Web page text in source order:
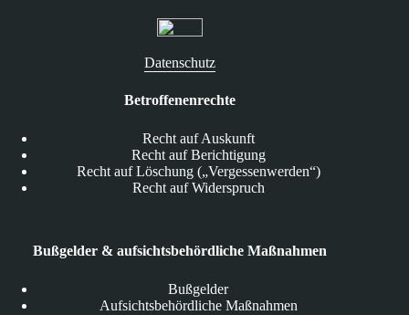
Datenschutz
Betroffenenrechte
Recht auf Auskunft
Recht auf Berichtigung
Recht auf Löschung („Vergessenwerden“)
Recht auf Widerspruch
Bußgelder & aufsichtsbehördliche Maßnahmen
Bußgelder
Aufsichtsbehördliche Maßnahmen